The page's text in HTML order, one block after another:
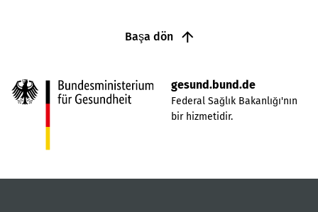
Başa dön
gesund.bund.de
Federal Sağlık Bakanlığı'nın
bir hizmetidir.